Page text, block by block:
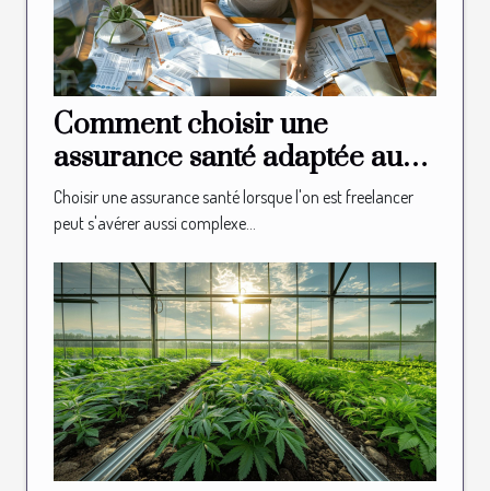
Comment choisir une
assurance santé adaptée aux
besoins des freelancers
Choisir une assurance santé lorsque l'on est freelancer
peut s'avérer aussi complexe...